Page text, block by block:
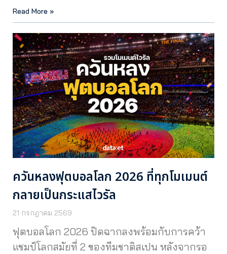
Read More »
ควันหลงฟุตบอลโลก 2026 ที่ทุกโมเมนต์
กลายเป็นกระแสไวรัล
21 กรกฎาคม 2569
ฟุตบอลโลก 2026 ปิดฉากลงพร้อมกับการคว้า
แชมป์โลกสมัยที่ 2 ของทีมชาติสเปน หลังจากรอ